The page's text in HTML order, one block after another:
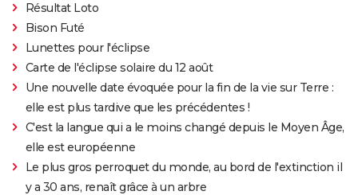
Résultat Loto
Bison Futé
Lunettes pour l'éclipse
Carte de l'éclipse solaire du 12 août
Une nouvelle date évoquée pour la fin de la vie sur Terre :
elle est plus tardive que les précédentes !
C'est la langue qui a le moins changé depuis le Moyen Âge,
elle est européenne
Le plus gros perroquet du monde, au bord de l'extinction il
y a 30 ans, renaît grâce à un arbre